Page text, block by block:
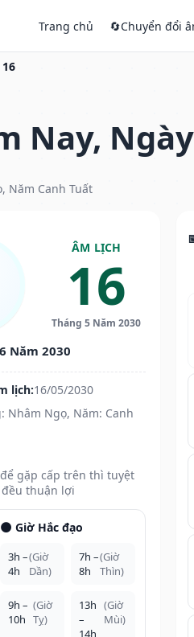
Trang chủ 🔄Chuyển đổi
Nay,
Năm Canh Tuất
ÂM LỊCH
16
Tháng 5 Năm 2030
Năm 2030
lịch:16/05/2030
Nhâm Ngọ, Năm: Canh
gặp cấp trên thì tuyệt
thuận lợi
🌑 Giờ Hắc đạo
3h –
4h
(Giờ
Dần)
7h –
8h
(Giờ
Thìn)
9h –
10h
(Giờ
Tỵ)
13h
–
14h
(Giờ
Mùi)